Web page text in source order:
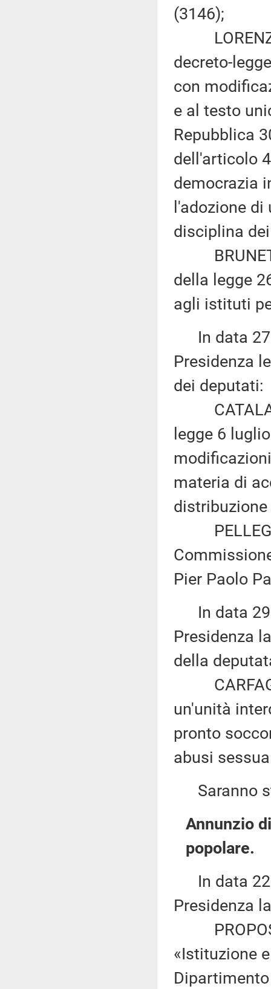
(3146);
decreto-
con
e al testo
Repubblica
dell'articolo
democrazia
l'adozione
disciplina
della legge
agli istituti
In data 27
Presidenza
dei deputati:
legge 6
materia di
Pier Paolo
In data 29
Presidenza
della
un'unità
pronto
abusi
Saranno
Annunzio
popolare.
In data 22
Presidenza
«Istituzione